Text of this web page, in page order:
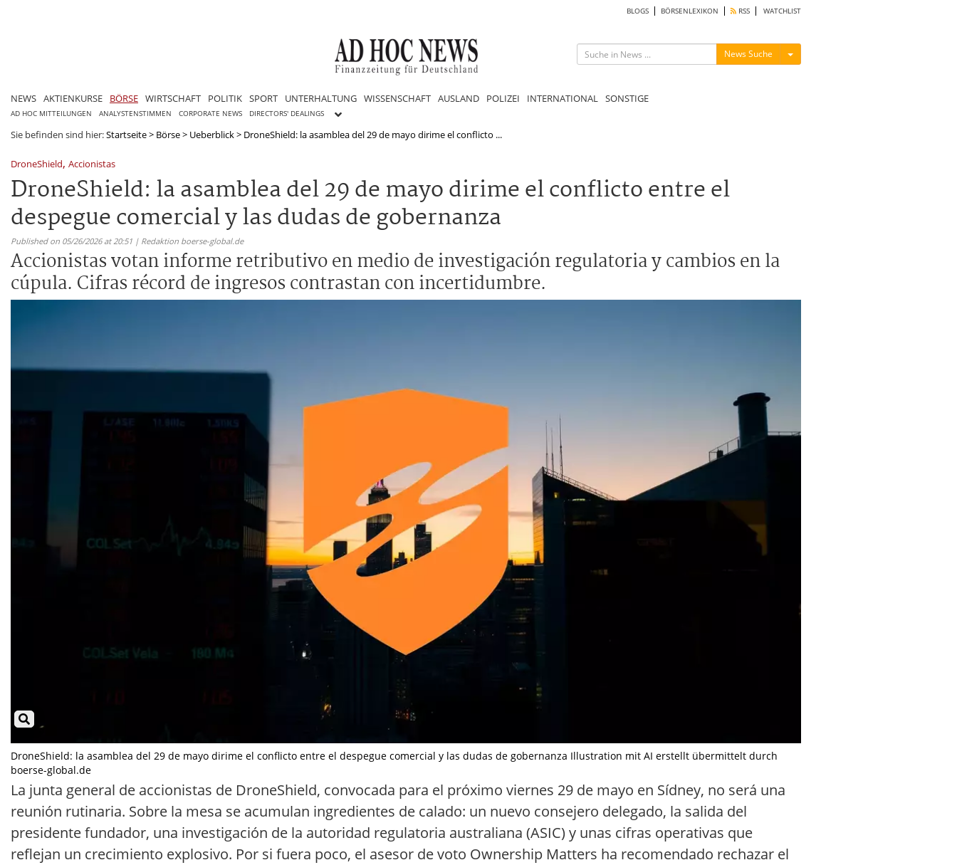
BLOGS BÖRSENLEXIKON RSS WATCHLIST
News Suche Menü ein-/ausblenden
NEWS AKTIENKURSE BÖRSE WIRTSCHAFT POLITIK SPORT UNTERHALTUNG WISSENSCHAFT AUSLAND POLIZEI INTERNATIONAL SONSTIGE
AD HOC MITTEILUNGEN ANALYSTENSTIMMEN CORPORATE NEWS DIRECTORS' DEALINGS
Sie befinden sind hier:Startseite> Börse> Ueberblick> DroneShield: la asamblea del 29 de mayo dirime el conflicto ...
DroneShield, Accionistas
DroneShield: la asamblea del 29 de mayo dirime el conflicto entre el
despegue comercial y las dudas de gobernanza
Published on 05/26/2026 at 20:51 | Redaktion boerse-global.de
Accionistas votan informe retributivo en medio de investigación regulatoria y cambios en la
cúpula. Cifras récord de ingresos contrastan con incertidumbre.
DroneShield: la asamblea del 29 de mayo dirime el conflicto entre el despegue comercial y las dudas de gobernanza Illustration mit AI erstellt übermittelt durch
boerse-global.de
La junta general de accionistas de DroneShield, convocada para el próximo viernes 29 de mayo en Sídney, no será una
reunión rutinaria. Sobre la mesa se acumulan ingredientes de calado: un nuevo consejero delegado, la salida del
presidente fundador, una investigación de la autoridad regulatoria australiana (ASIC) y unas cifras operativas que
reflejan un crecimiento explosivo. Por si fuera poco, el asesor de voto Ownership Matters ha recomendado rechazar el